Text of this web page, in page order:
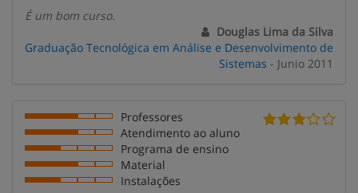
É um bom curso.
Douglas Lima da Silva
Graduação Tecnológica em Análise e Desenvolvimento de
Sistemas - Junio 2011
Professores
Atendimento ao aluno
Programa de ensino
Material
Instalações